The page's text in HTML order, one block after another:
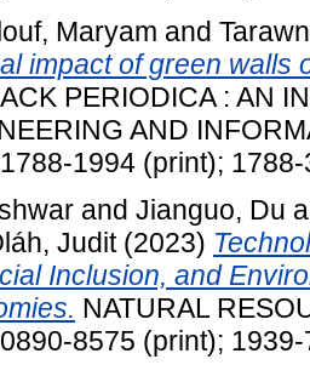
Maryam and
impact of green walls
PERIODICA : AN
AND
1994 (print);
and Jianguo, Du
Judit(2023)
Inclusion, and
NATURAL
8575 (print);